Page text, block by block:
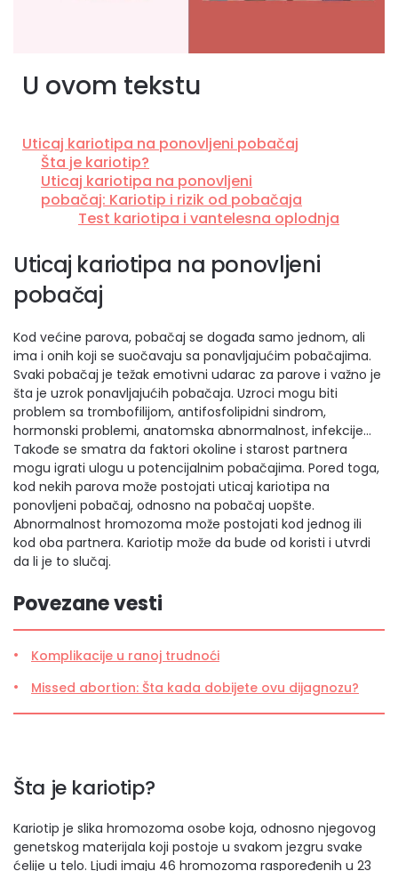
U ovom tekstu
Uticaj kariotipa na ponovljeni pobačaj
Šta je kariotip?
Uticaj kariotipa na ponovljeni
pobačaj: Kariotip i rizik od pobačaja
Test kariotipa i vantelesna oplodnja
Uticaj kariotipa na ponovljeni
pobačaj
Kod većine parova, pobačaj se događa samo jednom, ali
ima i onih koji se suočavaju sa ponavljajućim pobačajima.
Svaki pobačaj je težak emotivni udarac za parove i važno je
šta je uzrok ponavljajućih pobačaja. Uzroci mogu biti
problem sa trombofilijom, antifosfolipidni sindrom,
hormonski problemi, anatomska abnormalnost, infekcije…
Takođe se smatra da faktori okoline i starost partnera
mogu igrati ulogu u potencijalnim pobačajima. Pored toga,
kod nekih parova može postojati uticaj kariotipa na
ponovljeni pobačaj, odnosno na pobačaj uopšte.
Abnormalnost hromozoma može postojati kod jednog ili
kod oba partnera. Kariotip može da bude od koristi i utvrdi
da li je to slučaj.
Povezane vesti
Komplikacije u ranoj trudnoći
Missed abortion: Šta kada dobijete ovu dijagnozu?
Šta je kariotip?
Kariotip je slika hromozoma osobe koja, odnosno njegovog
genetskog materijala koji postoje u svakom jezgru svake
ćelije u telo. Ljudi imaju 46 hromozoma raspoređenih u 23